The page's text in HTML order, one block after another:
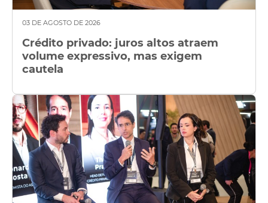
03 DE AGOSTO DE 2026
Crédito privado: juros altos atraem
volume expressivo, mas exigem
cautela